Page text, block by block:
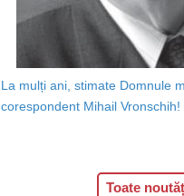
La mulți ani, stimate Domnule
corespondent Mihail Vronschih!
Toate